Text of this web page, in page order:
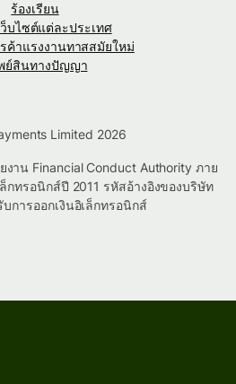
ร้องเรียน
บไซต์แต่ละประเทศ
ค้าแรงงานทาสสมัยใหม่
ย์สินทางปัญญา
Limited 2026
าน Financial Conduct Authority ภาย
ล็กทรอนิกส์ปี 2011 รหัสอ้างอิงของบริษัท
การออกเงินอิเล็กทรอนิกส์